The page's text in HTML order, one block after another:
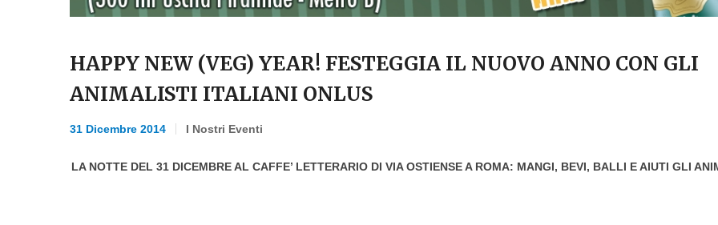
HAPPY NEW (VEG) YEAR! FESTEGGIA IL NUOVO ANNO CON GLI
ANIMALISTI ITALIANI ONLUS
31 Dicembre 2014 I Nostri Eventi
LA NOTTE DEL 31 DICEMBRE AL CAFFE’ LETTERARIO DI VIA OSTIENSE A ROMA: MANGI, BEVI, BALLI E AIUTI GLI